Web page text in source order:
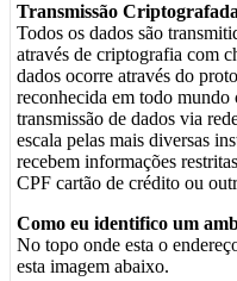
Transmissão
Todos os dados são
através de criptografia com
dados ocorre através do
reconhecida em todo mundo
transmissão de dados via
escala pelas mais diversas
recebem informações
CPF cartão de crédito ou
Como eu identifico um
No topo onde esta o
esta imagem abaixo.